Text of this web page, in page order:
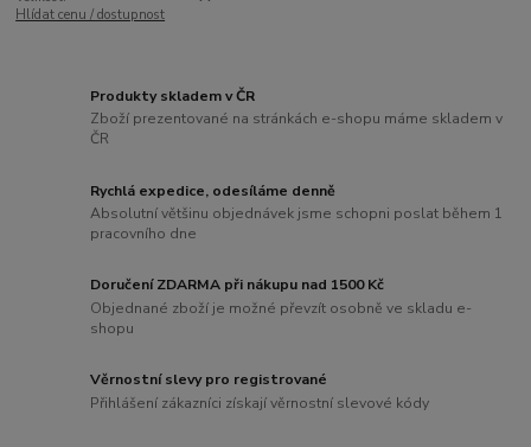
Hlídat cenu / dostupnost
Produkty skladem v ČR
Zboží prezentované na stránkách e-shopu máme skladem v
ČR
Rychlá expedice, odesíláme denně
Absolutní většinu objednávek jsme schopni poslat během 1
pracovního dne
Doručení ZDARMA při nákupu nad 1500 Kč
Objednané zboží je možné převzít osobně ve skladu e-
shopu
Věrnostní slevy pro registrované
Přihlášení zákazníci získají věrnostní slevové kódy